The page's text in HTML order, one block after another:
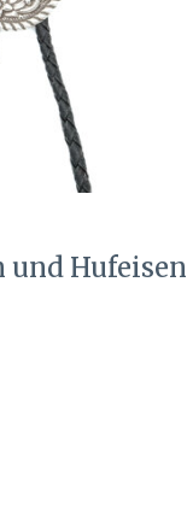
und Hufeisen